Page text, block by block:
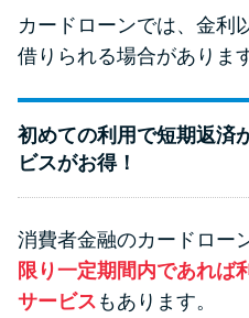
カードローンでは、金利
借りられる場合がありま
初めての利用で短期返済
ビスがお得！
消費者金融のカードロー
限り一定期間内であれば
サービス もあります。